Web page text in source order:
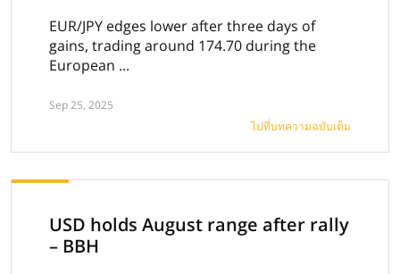
EUR/JPY edges lower after three days of
gains, trading around 174.70 during the
European ...
Sep 25, 2025
ไปที่บทความฉบับเต็ม
USD holds August range after rally
– BBH